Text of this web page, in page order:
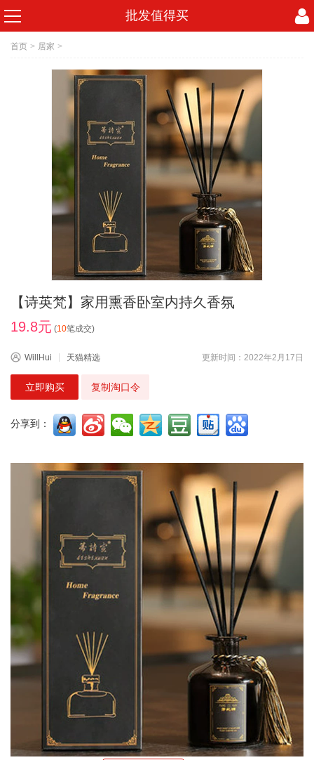
批发值得买
首页 > 居家 >
【诗英梵】家用熏香卧室内持久香氛
19.8元 (10笔成交)
WillHui 天猫精选 更新时间：2022年2月17日
立即购买 复制淘口令
分享到：